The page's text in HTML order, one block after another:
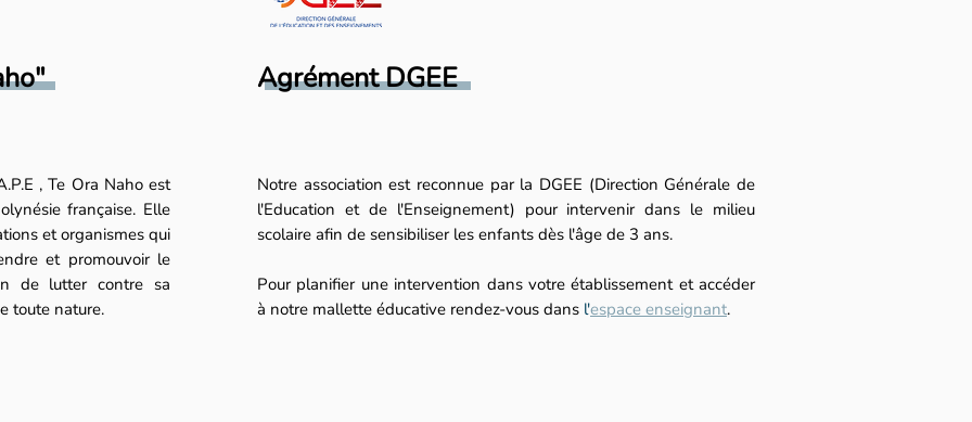
, Te Ora Naho est
française. Elle
et organismes qui
et promouvoir le
de lutter contre sa
toute nature.
Agrément DGEE
Notre association est reconnue par la DGEE (Direction Générale de
l'Education et de l'Enseignement) pour intervenir dans le milieu
scolaire afin de sensibiliser les enfants dès l'âge de 3 ans.
Pour planifier une intervention dans votre établissement et accéder
à notre mallette éducative rendez-vous dans l'espace enseignant.